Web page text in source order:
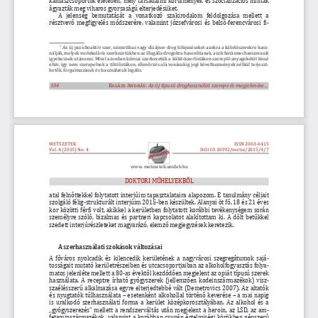
104 Balázs András: Az új típusú droghasználat szerepe és megjelenése...
ágyazták meg viharos gyorsaságú elterjedésüket.
A  jelenség  bemutatását  a  vonatkozó  szakirodalom  feldolgozása  mellett  a
résztvevő megfigyelés módszerére, valamint józsefvárosi és belső-ferencvárosi fi-
1 Az új pszichoaktív szer , szintetikus vagy dizájner drog kifejezéseket azokra a kábítószerekre hasz
nálják, melyek molekuláris szerkezetükben az illegális drogokra hasonlítanak, azok hatásmechanizmusát
igyekeznek utánozni. Mivel azonban kémiai szerkezetük a kábítószerlistákon szereplő anyagokétól kissé
eltér, így nem szerepelnek a tiltólistákon, ellenőrzés alá vonásukig jogi következmények nélkül terjeszt
hetők, forgalmazásuk és használatuk legális.
METSZETEK
Vol. 4 (2015) No. 4
ISSN 2063-6415
DOI10.18392/metsz/2015/4/7
www. metszetek.unideb.hu
DOKTORI MŰHELYEKBŐL
atal felnőttekkel folytatott interjúim tapasztalataira alapozom. E tanulmány céljait
szolgáló félig-strukturált interjúim 2015-ben készültek. Alanyai öt fő, 18 és 21 éves
kor közötti férfi volt, akikkel a kerületben folytatott korábbi tevékenységem során
személyre szóló, bizalmas és partneri kapcsolatot alakítottam ki. A dőlt betűkkel
szedett interjúrészleteket magyarázó, elemző megjegyzések keretezik.
A szerhasználati szokások változásai
A főváros nyolcadik és kilencedik kerületének a nagyvárosi szegregátumok sajá-
tosságait mutató kerületrészeiben és utcacsoportjaiban az alkoholfogyasztás folya-
matos jelenléte mellett a 80-as évektől kezdődően megjelent az opiát típusú szerek
használata. A receptre írható gyógyszerek (jellemzően kodeinszármazékok) visz-
szaélésszerű alkalmazása egyre elterjedtebbé vált (Demetrovics 2007). Az altatók
és nyugtatók túlhasználata – esetenként alkohollal történő keverése – a mai napig
is uralkodó szerhasználati forma a kerület középkorosztályában. Az alkohol és a
„gyógyszerezés” mellett a rendszerváltás után megjelent a heroin, az LSD, az am-